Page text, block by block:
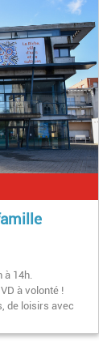
à 14h.
à volonté !
de loisirs avec